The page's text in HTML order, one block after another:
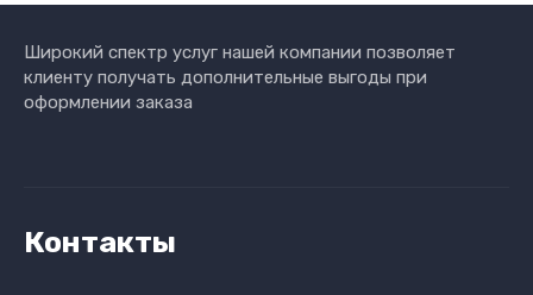
Широкий спектр услуг нашей компании позволяет
клиенту получать дополнительные выгоды при
оформлении заказа
Контакты